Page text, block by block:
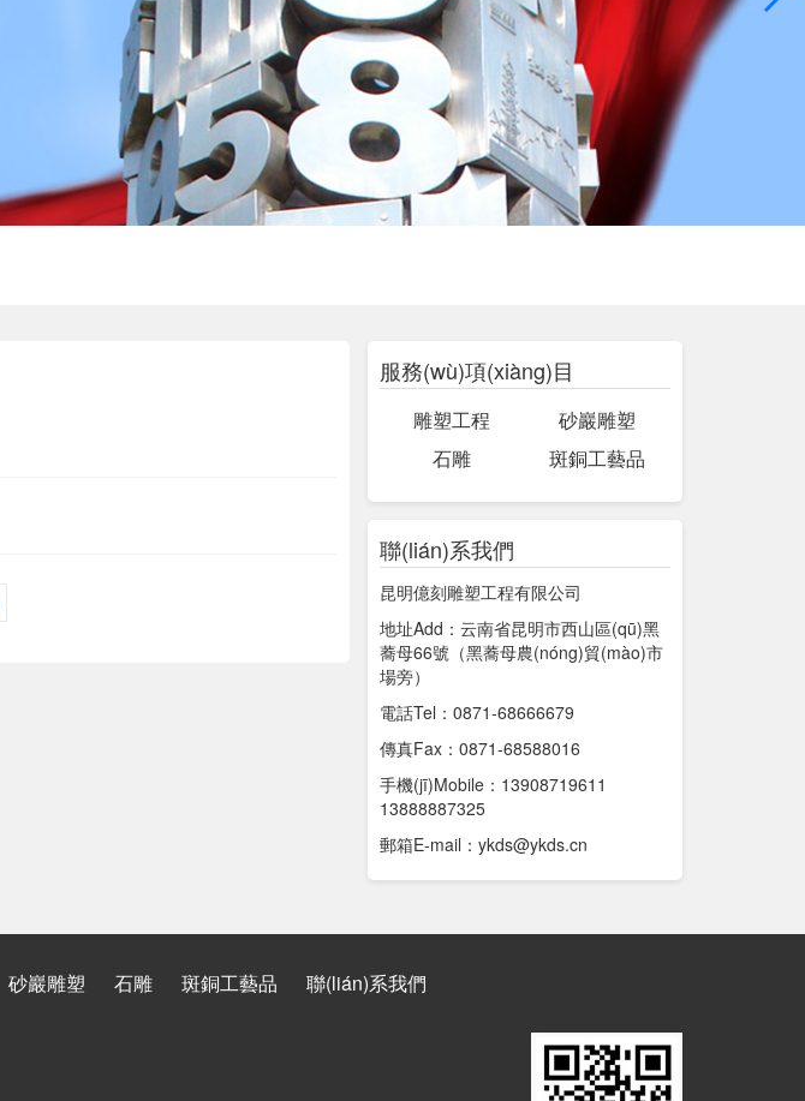
服務(wù)項(xiàng)目
雕塑工程
砂巖雕塑
石雕
斑銅工藝品
聯(lián)系我們
昆明億刻雕塑工程有限公司
地址Add：云南省昆明市西山區(qū)黑
蕎母66號（黑蕎母農(nóng)貿(mào)市
場旁）
電話Tel：0871-68666679
傳真Fax：0871-68588016
手機(jī)Mobile：13908719611
13888887325
郵箱E-mail：ykds@ykds.cn
砂巖雕塑 石雕 斑銅工藝品 聯(lián)系我們